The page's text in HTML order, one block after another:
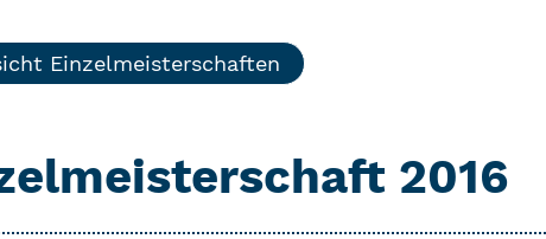
Einzelmeisterschaften
2016